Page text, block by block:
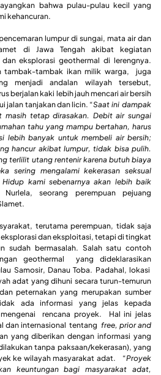
bahwa pulau-pulau kecil yang
kehancuran.
lumpur di sungai, mata air dan
di Jawa Tengah akibat kegiatan
eksplorasi geothermal di lerengnya.
tambak-tambak ikan milik warga, juga
menjadi andalan wilayah tersebut,
berjalan kaki lebih jauh mencari air bersih
jalan tanjakan dan licin. “Saat ini dampak
masih tetap dirasakan. Debit air sungai
tahu yang mampu bertahan, harus
lebih banyak untuk membeli air bersih;
hancur akibat lumpur, tidak bisa pulih.
terlilit utang rentenir karena butuh biaya
sering mengalami kekerasan seksual
kami sebenarnya akan lebih baik
seorang perempuan pejuang
terutama perempuan, tidak saja
dan eksploitasi, tetapi di tingkat
sudah bermasalah. Salah satu contoh
geothermal yang dideklarasikan
Samosir, Danau Toba. Padahal, lokasi
adat yang dihuni secara turun-temurun
peternakan yang merupakan sumber
ada informasi yang jelas kepada
rencana proyek. Hal ini jelas
dan internasional tentangfree, prior and
yang diberikan dengan informasi yang
tanpa paksaan/kekerasan), yang
ke wilayah masyarakat adat. “Proyek
keuntungan bagi masyarakat adat,